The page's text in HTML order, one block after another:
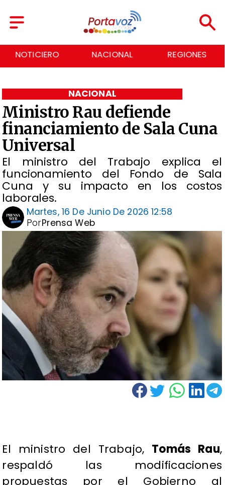
NACIONAL REGIONES ECONOMÍA
Ministro Rau defiende
financiamiento de Sala Cuna
Universal
El ministro del Trabajo explica el
funcionamiento del Fondo de Sala
Cuna y su impacto en los costos
laborales.
NACIONAL
Martes, 16 De Junio De 2026 12:58
Prensa Web
Por
El ministro del Trabajo, Tomás Rau,
respaldó las modificaciones
propuestas por el Gobierno al